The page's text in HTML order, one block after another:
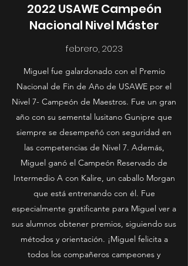
2022 USAWE Campeón
Nacional Nivel Máster
febrero, 2023
Miguel fue galardonado con el Premio
Nacional de Fin de Año de USAWE por el
Nivel 7- Campeón de Maestros. Fue un gran
año con su semental lusitano Gunipre que
siempre se desempeñó con seguridad en
las competencias de Nivel 7. Además,
Miguel ganó el Campeón Reservado de
Intermedio A con Kalire, un caballo Morgan
que está entrenando con él. Fue
especialmente gratificante para Miguel ver a
sus alumnos obtener premios, siguiendo sus
métodos y orientación. ¡Miguel felicita a
todos los compañeros campeones y